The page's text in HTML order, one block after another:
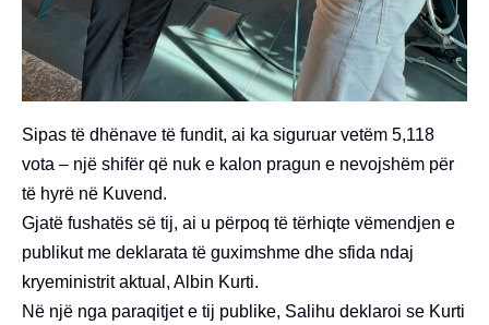
Sipas të dhënave të fundit, ai ka siguruar vetëm 5,118
vota – një shifër që nuk e kalon pragun e nevojshëm për
të hyrë në Kuvend.
Gjatë fushatës së tij, ai u përpoq të tërhiqte vëmendjen e
publikut me deklarata të guximshme dhe sfida ndaj
kryeministrit aktual, Albin Kurti.
Në një nga paraqitjet e tij publike, Salihu deklaroi se Kurti